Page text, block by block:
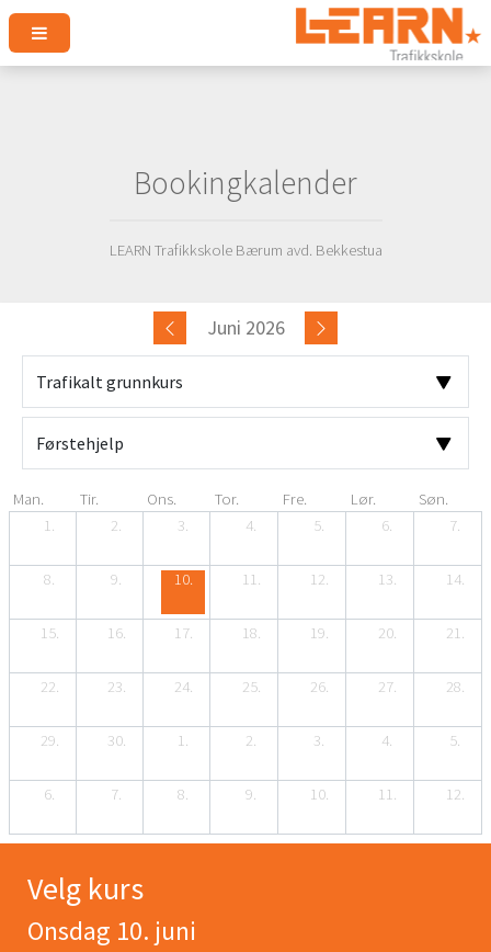
Bookingkalender
LEARN Trafikkskole Bærum avd. Bekkestua
Juni 2026
Man. Tir. Ons. Tor. Fre. Lør.
Søn.
1.
2. 3. 4. 5. 6. 7.
8. 9. 10. 11. 12. 13. 14.
15. 16. 17. 18. 19. 20. 21.
22. 23. 24. 25. 26. 27. 28.
29. 30. 1. 2. 3. 4. 5.
6. 7. 8. 9. 10. 11. 12.
Velg kurs
Onsdag 10. juni